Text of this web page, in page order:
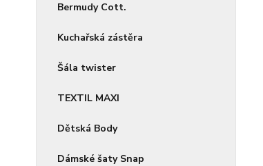
Bermudy Cott.
Kuchařská zástěra
Šála twister
TEXTIL MAXI
Dětská Body
Dámské šaty Snap